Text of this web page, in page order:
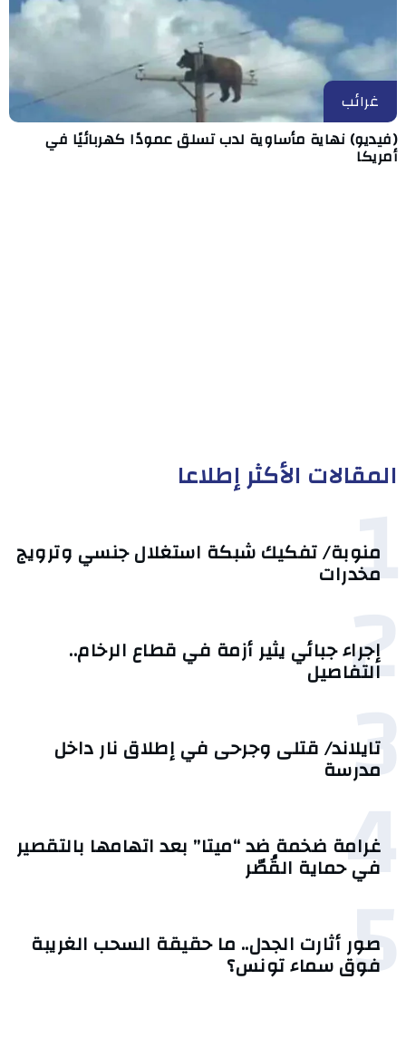
غرائب
(فيديو) نهاية مأساوية لدب تسلق عمودًا كهربائيًا في
أمريكا
المقالات الأكثر إطلاعا
1
منوبة/ تفكيك شبكة استغلال جنسي وترويج
مخدرات
2
إجراء جبائي يثير أزمة في قطاع الرخام..
التفاصيل
3
تايلاند/ قتلى وجرحى في إطلاق نار داخل
مدرسة
4
غرامة ضخمة ضد “ميتا” بعد اتهامها بالتقصير
في حماية القُصّر
5
صور أثارت الجدل.. ما حقيقة السحب الغريبة
فوق سماء تونس؟